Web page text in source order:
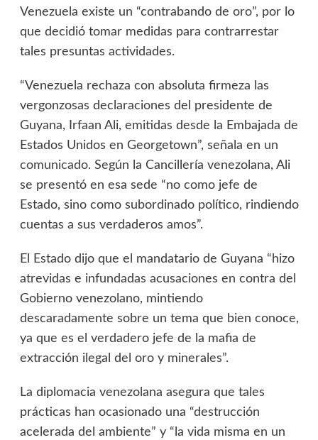
Venezuela existe un “contrabando de oro”, por lo
que decidió tomar medidas para contrarrestar
tales presuntas actividades.
“Venezuela rechaza con absoluta firmeza las
vergonzosas declaraciones del presidente de
Guyana, Irfaan Ali, emitidas desde la Embajada de
Estados Unidos en Georgetown”, señala en un
comunicado. Según la Cancillería venezolana, Ali
se presentó en esa sede “no como jefe de
Estado, sino como subordinado político, rindiendo
cuentas a sus verdaderos amos”.
El Estado dijo que el mandatario de Guyana “hizo
atrevidas e infundadas acusaciones en contra del
Gobierno venezolano, mintiendo
descaradamente sobre un tema que bien conoce,
ya que es el verdadero jefe de la mafia de
extracción ilegal del oro y minerales”.
La diplomacia venezolana asegura que tales
prácticas han ocasionado una “destrucción
acelerada del ambiente” y “la vida misma en un